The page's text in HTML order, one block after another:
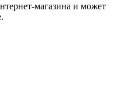
магазина и может